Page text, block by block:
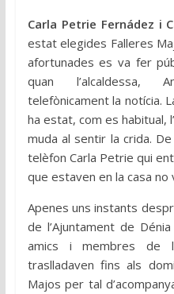
Carla Petrie Fernádez i
estat elegides Falleres
afortunades es va fer
quan l’alcaldessa,
telefònicament la notícia.
ha estat, com es habitual,
muda al sentir la crida.
telèfon Carla Petrie qui
que estaven en la casa no
Apenes uns instants
de l’Ajuntament de
amics i membres de
traslladaven fins als
Majos per tal